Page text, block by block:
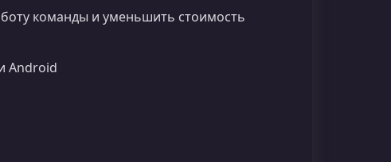
команды и уменьшить стоимость
Android